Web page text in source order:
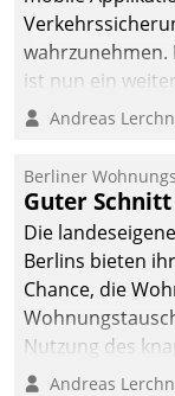
wahrzunehmen.
ist nun ein
Einsatz.
Andreas
Berliner
Guter
Die
Berlins bieten
Chance, die
Nutzung des
Anwendungsfall
Andreas